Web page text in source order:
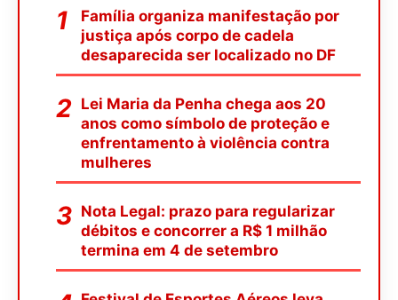
Família organiza manifestação por
justiça após corpo de cadela
desaparecida ser localizado no DF
Lei Maria da Penha chega aos 20
anos como símbolo de proteção e
enfrentamento à violência contra
mulheres
Nota Legal: prazo para regularizar
débitos e concorrer a R$ 1 milhão
termina em 4 de setembro